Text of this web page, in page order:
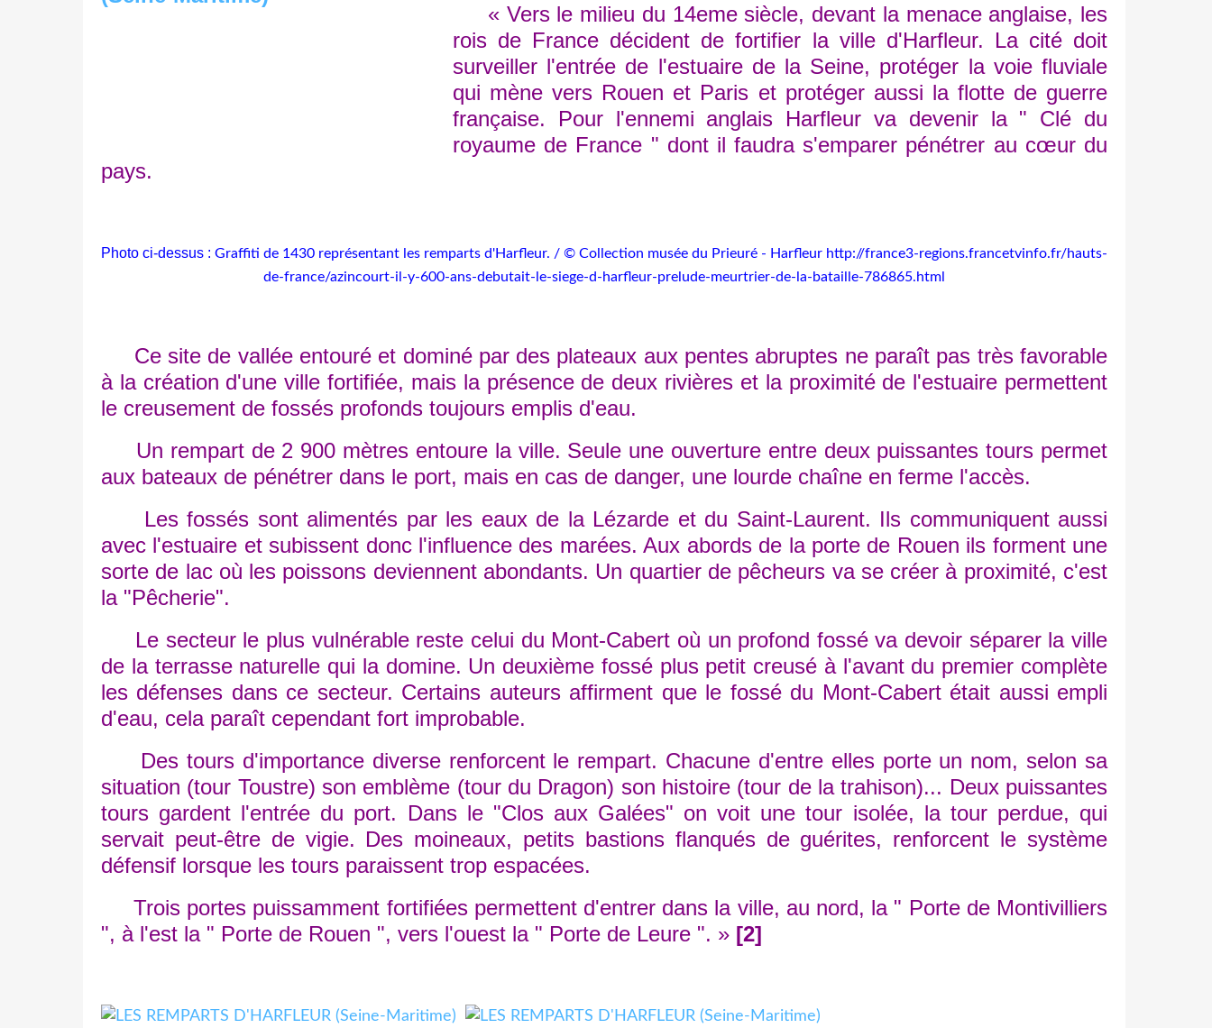
« Vers le milieu du 14eme siècle, devant la menace anglaise, les
rois de France décident de fortifier la ville d'Harfleur. La cité doit
surveiller l'entrée de l'estuaire de la Seine, protéger la voie fluviale
qui mène vers Rouen et Paris et protéger aussi la flotte de guerre
française. Pour l'ennemi anglais Harfleur va devenir la " Clé du
royaume de France " dont il faudra s'emparer pénétrer au cœur du
pays.
Photo ci-dessus : Graffiti de 1430 représentant les remparts d'Harfleur. / © Collection musée du Prieuré - Harfleur http://france3-regions.francetvinfo.fr/hauts-
de-france/azincourt-il-y-600-ans-debutait-le-siege-d-harfleur-prelude-meurtrier-de-la-bataille-786865.html
Ce site de vallée entouré et dominé par des plateaux aux pentes abruptes ne paraît pas très favorable
à la création d'une ville fortifiée, mais la présence de deux rivières et la proximité de l'estuaire permettent
le creusement de fossés profonds toujours emplis d'eau.
Un rempart de 2 900 mètres entoure la ville. Seule une ouverture entre deux puissantes tours permet
aux bateaux de pénétrer dans le port, mais en cas de danger, une lourde chaîne en ferme l'accès.
Les fossés sont alimentés par les eaux de la Lézarde et du Saint-Laurent. Ils communiquent aussi
avec l'estuaire et subissent donc l'influence des marées. Aux abords de la porte de Rouen ils forment une
sorte de lac où les poissons deviennent abondants. Un quartier de pêcheurs va se créer à proximité, c'est
la "Pêcherie".
Le secteur le plus vulnérable reste celui du Mont-Cabert où un profond fossé va devoir séparer la ville
de la terrasse naturelle qui la domine. Un deuxième fossé plus petit creusé à l'avant du premier complète
les défenses dans ce secteur. Certains auteurs affirment que le fossé du Mont-Cabert était aussi empli
d'eau, cela paraît cependant fort improbable.
Des tours d'importance diverse renforcent le rempart. Chacune d'entre elles porte un nom, selon sa
situation (tour Toustre) son emblème (tour du Dragon) son histoire (tour de la trahison)... Deux puissantes
tours gardent l'entrée du port. Dans le "Clos aux Galées" on voit une tour isolée, la tour perdue, qui
servait peut-être de vigie. Des moineaux, petits bastions flanqués de guérites, renforcent le système
défensif lorsque les tours paraissent trop espacées.
Trois portes puissamment fortifiées permettent d'entrer dans la ville, au nord, la " Porte de Montivilliers
", à l'est la " Porte de Rouen ", vers l'ouest la " Porte de Leure ". » [2]